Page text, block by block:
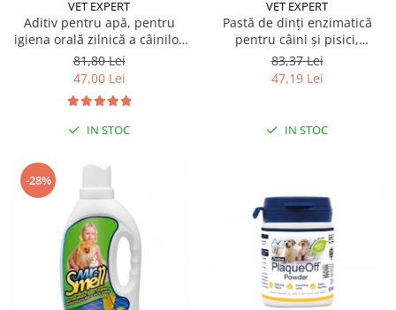
Sampoane si Balsamuri
Servetele Umede
Covorase absorbante
Curatare Ochi
Igiena Catel
Solutii Atractante si repelente
Custi transport - Pisici
Jucarii Pisici
Lese, Hamuri si Zgarzi
Paturi, perne si cosuri pentru pisici
Recompense Delicioase
VET EXPERT
Aditiv pentru apă, pentru
igiena orală zilnică a câinilor
și pisicilor Caryodent Proliqua
Vet Expert, 250ml
81,80 Lei
47,00 Lei
IN STOC
VET EXPERT
Pastă de dinți enzimatică
pentru câini și pisici,
CARYODENT VET EXPERT, gel,
50ml
83,37 Lei
47,19 Lei
IN STOC
-28%